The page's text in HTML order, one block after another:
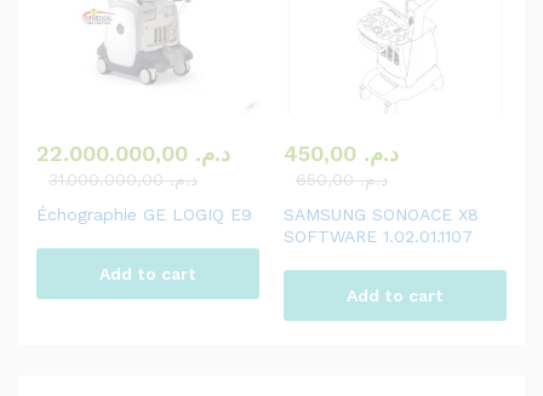
د.م.
د.م.31.000.000,00
Échographie GE LOGIQ E9
Add to cart
د.م.
د.م.650,00
SAMSUNG SONOACE X8
SOFTWARE 1.02.01.1107
Add to cart